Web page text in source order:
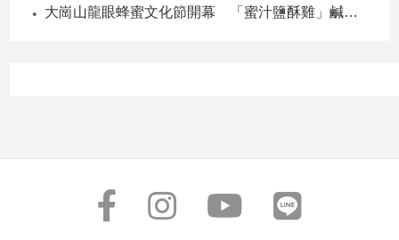
大崗山龍眼蜂蜜文化節開幕 「蜜汁鹽酥雞」鹹甜跨界搶話題